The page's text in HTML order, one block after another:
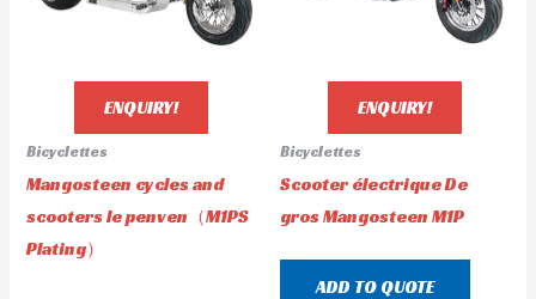
ENQUIRY!
Bicyclettes
Mangosteen cycles and
scooters le penven（M1PS
Plating）
ENQUIRY!
Bicyclettes
Scooter électrique De
gros Mangosteen M1P
ADD TO QUOTE